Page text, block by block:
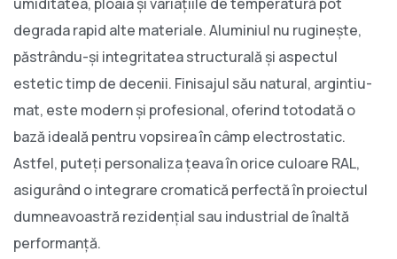
degrada rapid alte materiale. Aluminiul nu ruginește,
păstrându-și integritatea structurală și aspectul
estetic timp de decenii. Finisajul său natural, argintiu-
mat, este modern și profesional, oferind totodată o
bază ideală pentru vopsirea în câmp electrostatic.
Astfel, puteți personaliza țeava în orice culoare RAL,
asigurând o integrare cromatică perfectă în proiectul
dumneavoastră rezidențial sau industrial de înaltă
performanță.